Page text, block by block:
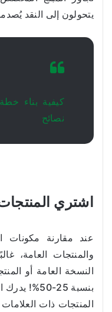
يتحولون إلى النقد
نصائح
اشتري
عند مقارنة مكونات
والمنتجات العامة،
النسخة العامة أو
بنسبة 25-
المنتجات ذات